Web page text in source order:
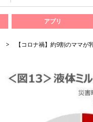
アプリ
【コロナ禍】約9割のママ